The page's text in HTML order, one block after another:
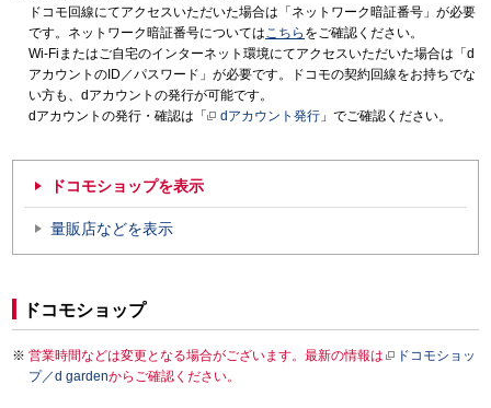
ドコモ回線にてアクセスいただいた場合は「ネットワーク暗証番号」が必要
です。ネットワーク暗証番号についてはこちら をご確認ください。
Wi-Fiまたはご自宅のインターネット環境にてアクセスいただいた場合は「d
アカウントのID／パスワード」が必要です。ドコモの契約回線をお持ちでな
い方も、dアカウントの発行が可能です。
dアカウントの発行・確認は「
dアカウント発行 」でご確認ください。
ドコモショップを表示
量販店などを表示
ドコモショップ
営業時間などは変更となる場合がございます。最新の情報は
ドコモショッ
プ／d gardenからご確認ください。